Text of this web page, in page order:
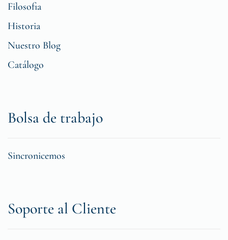
Filosofia
Historia
Nuestro Blog
Catálogo
Bolsa de trabajo
Sincronicemos
Soporte al Cliente